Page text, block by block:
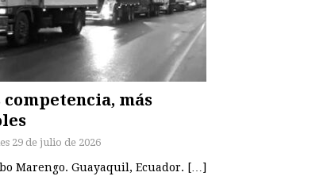
competencia, más
29 de julio de 2026
Marengo. Guayaquil, Ecuador. […]